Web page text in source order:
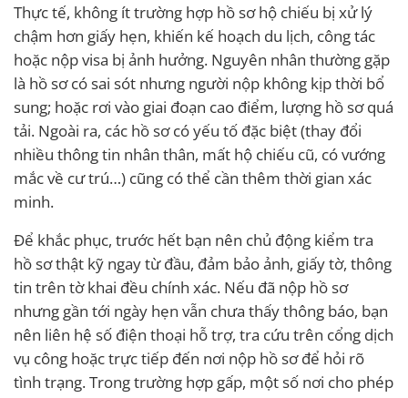
Thực tế, không ít trường hợp hồ sơ hộ chiếu bị xử lý
chậm hơn giấy hẹn, khiến kế hoạch du lịch, công tác
hoặc nộp visa bị ảnh hưởng. Nguyên nhân thường gặp
là hồ sơ có sai sót nhưng người nộp không kịp thời bổ
sung; hoặc rơi vào giai đoạn cao điểm, lượng hồ sơ quá
tải. Ngoài ra, các hồ sơ có yếu tố đặc biệt (thay đổi
nhiều thông tin nhân thân, mất hộ chiếu cũ, có vướng
mắc về cư trú…) cũng có thể cần thêm thời gian xác
minh.
Để khắc phục, trước hết bạn nên chủ động kiểm tra
hồ sơ thật kỹ ngay từ đầu, đảm bảo ảnh, giấy tờ, thông
tin trên tờ khai đều chính xác. Nếu đã nộp hồ sơ
nhưng gần tới ngày hẹn vẫn chưa thấy thông báo, bạn
nên liên hệ số điện thoại hỗ trợ, tra cứu trên cổng dịch
vụ công hoặc trực tiếp đến nơi nộp hồ sơ để hỏi rõ
tình trạng. Trong trường hợp gấp, một số nơi cho phép